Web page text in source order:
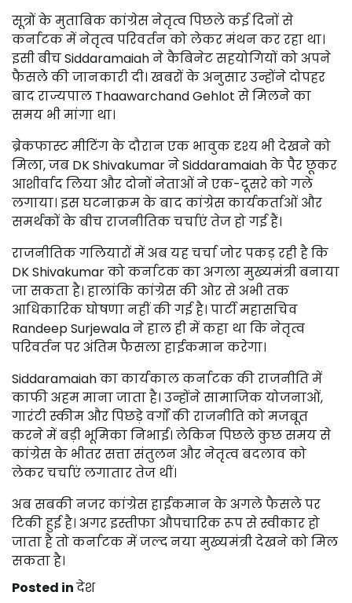
सूत्रों के मुताबिक कांग्रेस नेतृत्व पिछले कई दिनों से
कर्नाटक में नेतृत्व परिवर्तन को लेकर मंथन कर रहा था।
इसी बीच Siddaramaiah ने कैबिनेट सहयोगियों को अपने
फैसले की जानकारी दी। खबरों के अनुसार उन्होंने दोपहर
बाद राज्यपाल Thaawarchand Gehlot से मिलने का
समय भी मांगा था।
ब्रेकफास्ट मीटिंग के दौरान एक भावुक दृश्य भी देखने को
मिला, जब DK Shivakumar ने Siddaramaiah के पैर छूकर
आशीर्वाद लिया और दोनों नेताओं ने एक-दूसरे को गले
लगाया। इस घटनाक्रम के बाद कांग्रेस कार्यकर्ताओं और
समर्थकों के बीच राजनीतिक चर्चाएं तेज हो गई हैं।
राजनीतिक गलियारों में अब यह चर्चा जोर पकड़ रही है कि
DK Shivakumar को कर्नाटक का अगला मुख्यमंत्री बनाया
जा सकता है। हालांकि कांग्रेस की ओर से अभी तक
आधिकारिक घोषणा नहीं की गई है। पार्टी महासचिव
Randeep Surjewala ने हाल ही में कहा था कि नेतृत्व
परिवर्तन पर अंतिम फैसला हाईकमान करेगा।
Siddaramaiah का कार्यकाल कर्नाटक की राजनीति में
काफी अहम माना जाता है। उन्होंने सामाजिक योजनाओं,
गारंटी स्कीम और पिछड़े वर्गों की राजनीति को मजबूत
करने में बड़ी भूमिका निभाई। लेकिन पिछले कुछ समय से
कांग्रेस के भीतर सत्ता संतुलन और नेतृत्व बदलाव को
लेकर चर्चाएं लगातार तेज थीं।
अब सबकी नजर कांग्रेस हाईकमान के अगले फैसले पर
टिकी हुई है। अगर इस्तीफा औपचारिक रूप से स्वीकार हो
जाता है तो कर्नाटक में जल्द नया मुख्यमंत्री देखने को मिल
सकता है।
Posted inदेश